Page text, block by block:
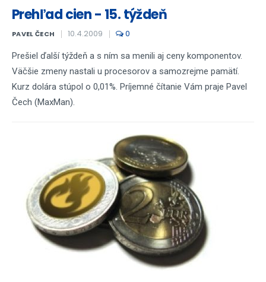
Prehľad cien - 15. týždeň
PAVEL ČECH 10.4.2009 0
Prešiel ďalší týždeň a s ním sa menili aj ceny komponentov.
Väčšie zmeny nastali u procesorov a samozrejme pamätí.
Kurz dolára stúpol o 0,01%. Príjemné čítanie Vám praje Pavel
Čech (MaxMan).